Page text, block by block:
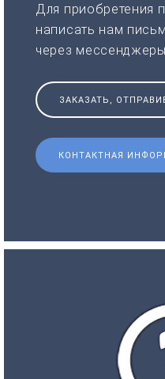
Для приобретения
написать нам
через мессенджеры
ЗАКАЗАТЬ,
КОНТАКТНАЯ